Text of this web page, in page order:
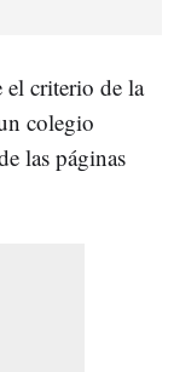
el criterio de la
colegio
las páginas